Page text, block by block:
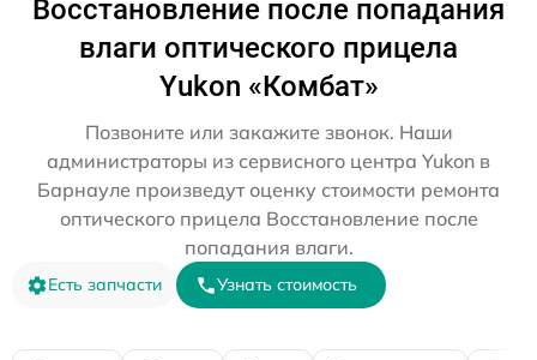
Восстановление после попадания
влаги оптического прицела
Yukon «Комбат»
Позвоните или закажите звонок. Наши
администраторы из сервисного центра Yukon в
Барнауле произведут оценку стоимости ремонта
оптического прицела Восстановление после
попадания влаги.
Есть запчасти Узнать стоимость